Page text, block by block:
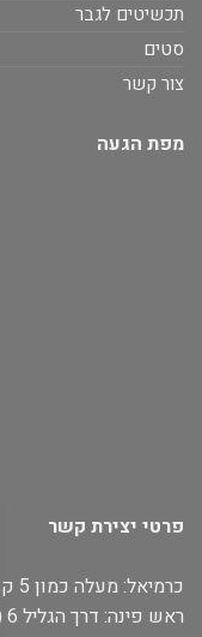
תכשיטים לגבר
סטים
צור קשר
מפת הגעה
פרטי יצירת קשר
כרמיאל: מעלה כמון 5 קניון חוצות
ראש פינה: דרך הגליל 6 (מתחם שופינה)